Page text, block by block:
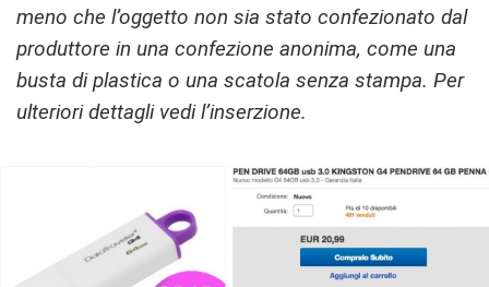
meno che l’oggetto non sia stato confezionato dal
produttore in una confezione anonima, come una
busta di plastica o una scatola senza stampa. Per
ulteriori dettagli vedi l’inserzione.